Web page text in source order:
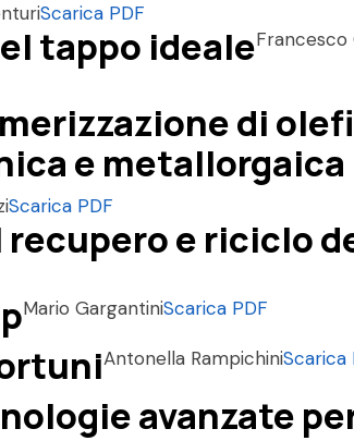
Scarica PDF
tappo idealeFrancesco
di
e metallorgaica
Scarica PDF
e riciclo
Mario GargantiniScarica PDF
Antonella RampichiniScarica
avanzate